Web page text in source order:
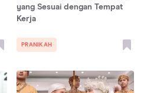
yang Sesuai dengan Tempat
Kerja
PRANIKAH